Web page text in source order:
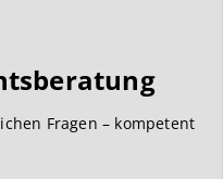
Fragen – kompetent